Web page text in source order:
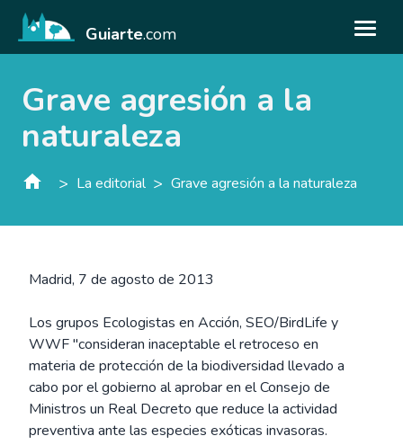
Guiarte.com
Grave agresión a la
naturaleza
> La editorial > Grave agresión a la naturaleza
Madrid, 7 de agosto de 2013
Los grupos Ecologistas en Acción, SEO/BirdLife y
WWF "consideran inaceptable el retroceso en
materia de protección de la biodiversidad llevado a
cabo por el gobierno al aprobar en el Consejo de
Ministros un Real Decreto que reduce la actividad
preventiva ante las especies exóticas invasoras.